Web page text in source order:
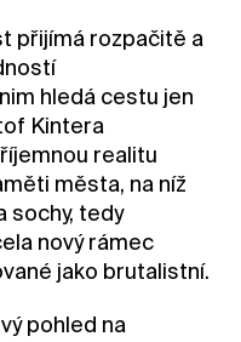
přijímá rozpačitě a
hledá cestu jen
Kintera
realitu
města, na níž
sochy, tedy
nový rámec
jako brutalistní.
pohled na